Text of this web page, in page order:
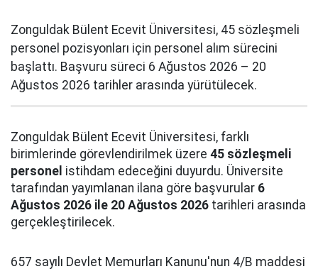
Zonguldak Bülent Ecevit Üniversitesi, 45 sözleşmeli
personel pozisyonları için personel alım sürecini
başlattı. Başvuru süreci 6 Ağustos 2026 – 20
Ağustos 2026 tarihler arasında yürütülecek.
Zonguldak Bülent Ecevit Üniversitesi, farklı
birimlerinde görevlendirilmek üzere 45 sözleşmeli
personel istihdam edeceğini duyurdu. Üniversite
tarafından yayımlanan ilana göre başvurular 6
Ağustos 2026 ile 20 Ağustos 2026 tarihleri arasında
gerçekleştirilecek.
657 sayılı Devlet Memurları Kanunu'nun 4/B maddesi